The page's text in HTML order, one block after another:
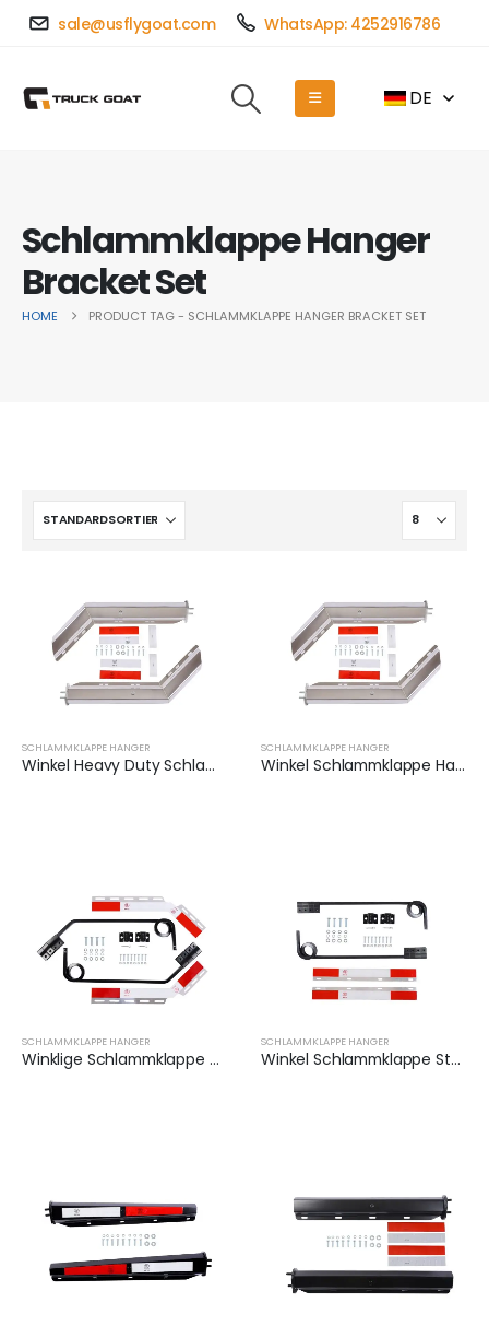
sale@usflygoat.com WhatsApp: 4252916786
DE
Schlammklappe Hanger
Bracket Set
HOME PRODUCT TAG - SCHLAMMKLAPPE HANGER BRACKET SET
SCHLAMMKLAPPE HANGER
Winkel Heavy Duty Schlammklappe Aufhänger Set | XKJ-MFH-01-SS-1/8
SCHLAMMKLAPPE HANGER
Winkel Schlammklappe Hanger Halter | XKJ-MFH-01-SS-1/2
SCHLAMMKLAPPE HANGER
Winklige Schlammklappe Aufhänger für Heavy Duty Semi Trucks | XKJ-MFH-Q1C
SCHLAMMKLAPPE HANGER
Winkel Schlammklappe Stützleiste passend für Auflieger | XKJ-MFH-S2C